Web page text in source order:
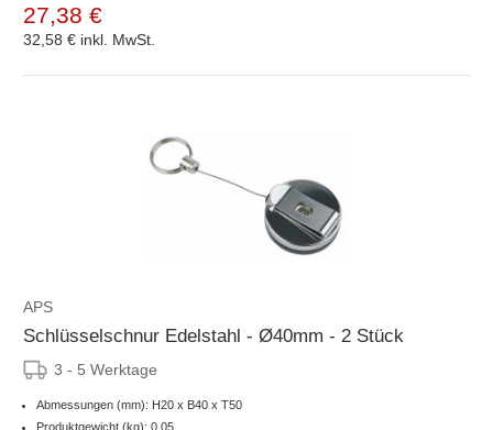
27,38 €
32,58 € inkl. MwSt.
APS
Schlüsselschnur Edelstahl - Ø40mm - 2 Stück
3 - 5 Werktage
Abmessungen (mm): H20 x B40 x T50
Produktgewicht (kg): 0.05